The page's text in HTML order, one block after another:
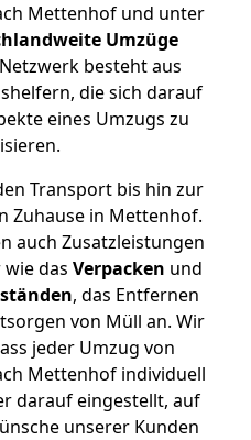
Mettenhof und unter
Umzüge
besteht aus
die sich darauf
eines Umzugs zu
Transport bis hin zur
Zuhause in Mettenhof.
auch Zusatzleistungen
das Verpacken und
, das Entfernen
von Müll an. Wir
jeder Umzug von
Mettenhof individuell
darauf eingestellt, auf
unserer Kunden